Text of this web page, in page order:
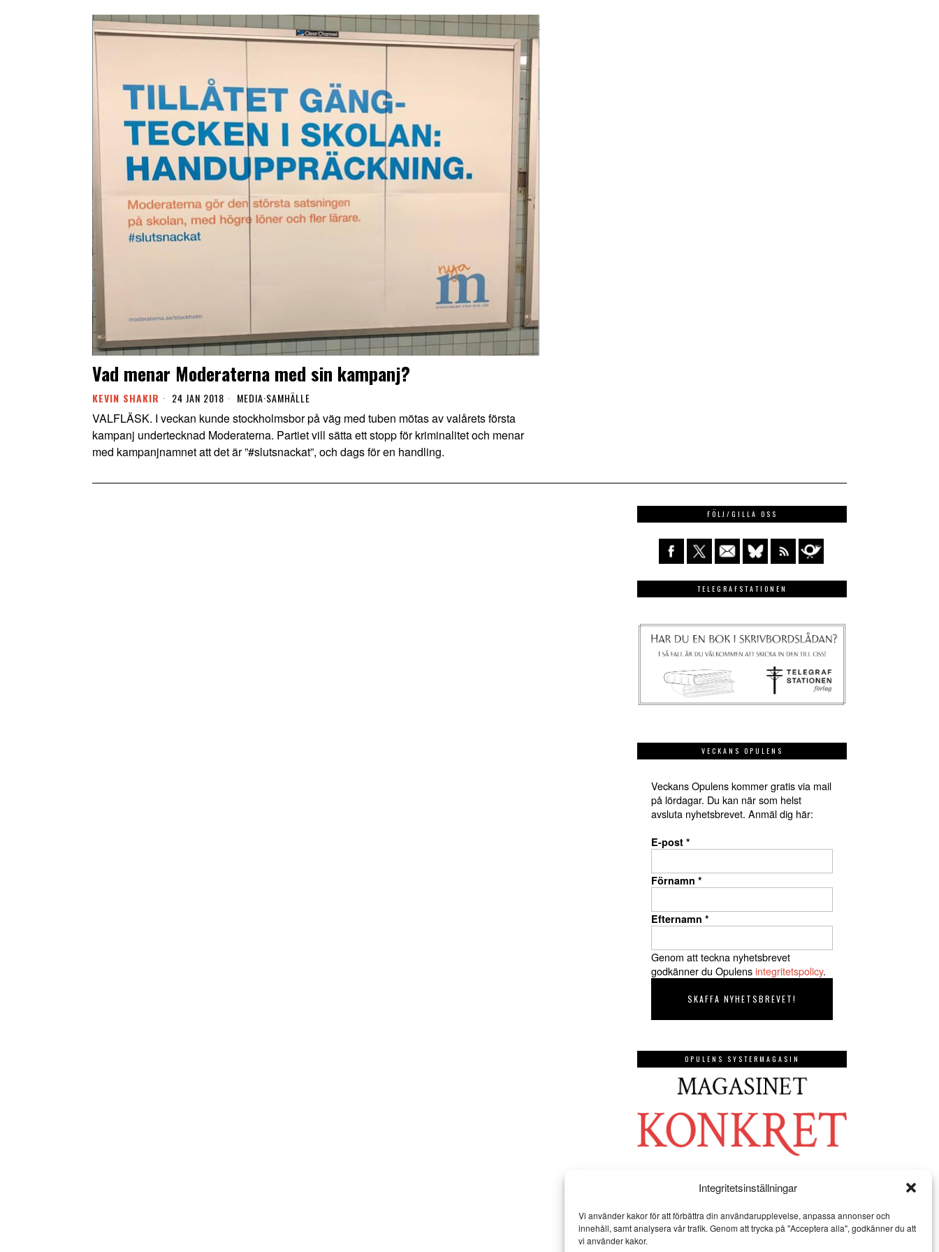
Integritetsinställningar
Vi använder kakor för att förbättra din användarupplevelse, anpassa annonser och
innehåll, samt analysera vår trafik. Genom att trycka på "Acceptera alla", godkänner du att
vi använder kakor.
Vad menar Moderaterna med sin kampanj?
KEVIN SHAKIR 24 JAN 2018 MEDIA·SAMHÄLLE
VALFLÄSK. I veckan kunde stockholmsbor på väg med tuben mötas av valårets första
kampanj undertecknad Moderaterna. Partiet vill sätta ett stopp för kriminalitet och menar
med kampanjnamnet att det är ”#slutsnackat”, och dags för en handling.
FÖLJ/GILLA OSS
TELEGRAFSTATIONEN
VECKANS OPULENS
Veckans Opulens kommer gratis via mail
på lördagar. Du kan när som helst
avsluta nyhetsbrevet. Anmäl dig här:
E-post *
Förnamn *
Efternamn *
Genom att teckna nyhetsbrevet
godkänner du Opulensintegritetspolicy.
OPULENS SYSTERMAGASIN